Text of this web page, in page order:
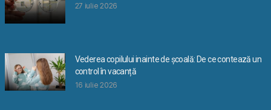
27 iulie 2026
Vederea copilului inainte de școală: De ce contează un
control în vacanță
16 iulie 2026